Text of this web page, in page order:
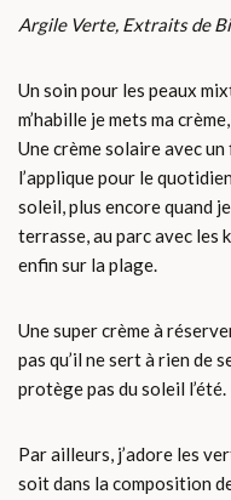
Argile Verte, Extraits de
Un soin pour les peaux
m’habille je mets ma
Une crème solaire avec
l’applique pour le
soleil, plus encore quand
terrasse, au parc avec les
enfin sur la plage.
Une super crème à
pas qu’il ne sert à rien de
protège pas du soleil l’été.
Par ailleurs, j’adore les
soit dans la composition